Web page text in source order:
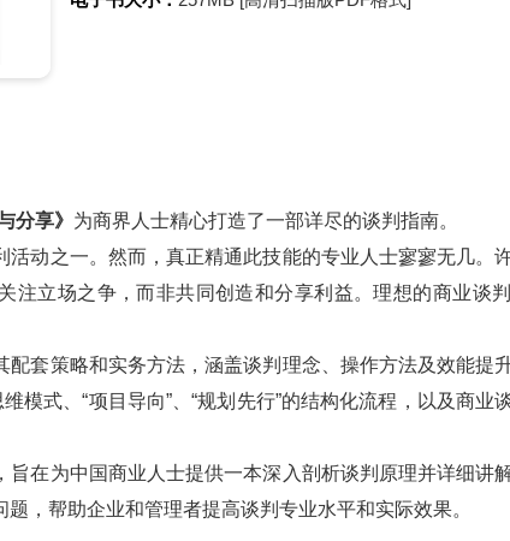
分享》 为商界人士精心打造了一部详尽的谈判指南。
活动之一。然而，真正精通此技能的专业人士寥寥无几。
注立场之争，而非共同创造和分享利益。理想的商业谈
配套策略和实务方法，涵盖谈判理念、操作方法及效能提
模式、“项目导向”、“规划先行”的结构化流程，以及商业
在为中国商业人士提供一本深入剖析谈判原理并详细讲
，帮助企业和管理者提高谈判专业水平和实际效果。